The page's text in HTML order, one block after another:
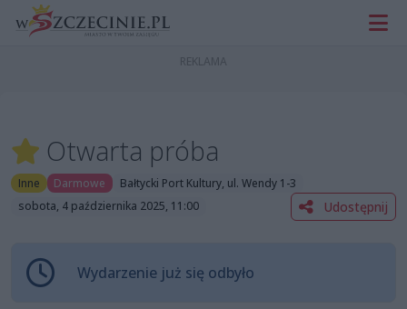
Otwarta próba
Inne Darmowe
Bałtycki Port Kultury, ul. Wendy 1-3
sobota, 4 października 2025, 11:00
Udostępnij
Wydarzenie już się odbyło